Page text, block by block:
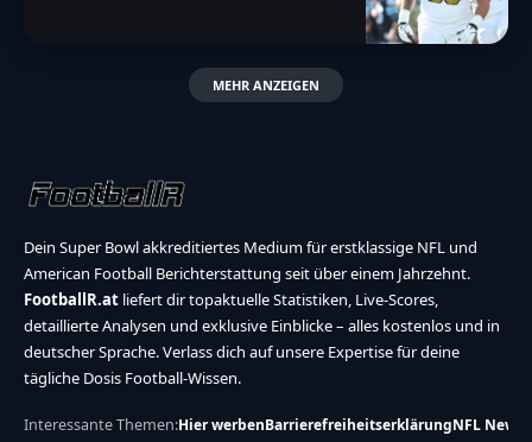
MEHR ANZEIGEN
Dein Super Bowl akkreditiertes Medium für erstklassige NFL und
American Football Berichterstattung seit über einem Jahrzehnt.
FootballR.at liefert dir topaktuelle Statistiken, Live-Scores,
detaillierte Analysen und exklusive Einblicke – alles kostenlos und in
deutscher Sprache. Verlass dich auf unsere Expertise für deine
tägliche Dosis Football-Wissen.
Interessante Themen:Hier werbenBarrierefreiheitserklärungNFL News